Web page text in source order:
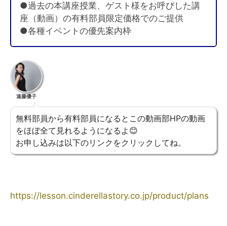
●過去の本講座授業、ゲスト様をお呼びした講
座（動画）の有料部員限定価格でのご提供
●各種イベントの優先案内枠
遠藤優子
無料部員から有料部員になるとこの動画部HPの動画
をほぼ全て見れるようになるよ😊
お申し込みは以下のリンクをクリックしてね。
https://lesson.cinderellastory.co.jp/product/plans